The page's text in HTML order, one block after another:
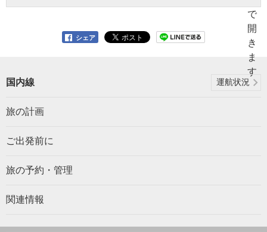
シェア
国内線 運航状況
旅の計画
ご出発前に
旅の予約・管理
関連情報